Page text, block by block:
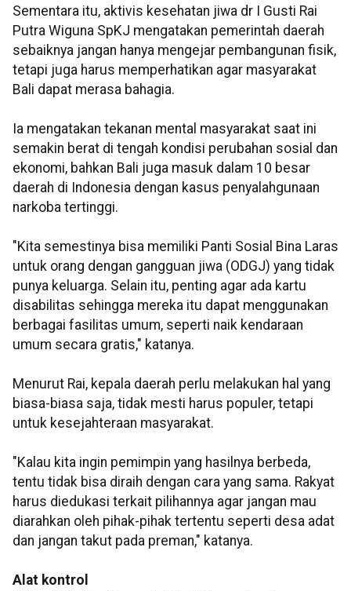
Sementara itu, aktivis kesehatan jiwa dr I Gusti Rai
Putra Wiguna SpKJ mengatakan pemerintah daerah
sebaiknya jangan hanya mengejar pembangunan fisik,
tetapi juga harus memperhatikan agar masyarakat
Bali dapat merasa bahagia.
Ia mengatakan tekanan mental masyarakat saat ini
semakin berat di tengah kondisi perubahan sosial dan
ekonomi, bahkan Bali juga masuk dalam 10 besar
daerah di Indonesia dengan kasus penyalahgunaan
narkoba tertinggi.
"Kita semestinya bisa memiliki Panti Sosial Bina Laras
untuk orang dengan gangguan jiwa (ODGJ) yang tidak
punya keluarga. Selain itu, penting agar ada kartu
disabilitas sehingga mereka itu dapat menggunakan
berbagai fasilitas umum, seperti naik kendaraan
umum secara gratis," katanya.
Menurut Rai, kepala daerah perlu melakukan hal yang
biasa-biasa saja, tidak mesti harus populer, tetapi
untuk kesejahteraan masyarakat.
"Kalau kita ingin pemimpin yang hasilnya berbeda,
tentu tidak bisa diraih dengan cara yang sama. Rakyat
harus diedukasi terkait pilihannya agar jangan mau
diarahkan oleh pihak-pihak tertentu seperti desa adat
dan jangan takut pada preman," katanya.
Alat kontrol